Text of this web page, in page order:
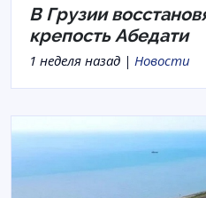
В Грузии
крепость Абедати
1 неделя назад | Новости